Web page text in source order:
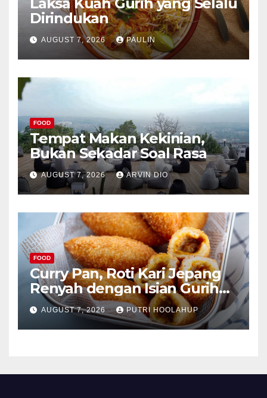
Dirindukan
AUGUST 7, 2026 PAULIN
FOOD
Tempat Makan Kekinian,
Bukan Sekadar Soal Rasa
AUGUST 7, 2026 ARVIN DIO
FOOD
Curry Pan, Roti Kari Jepang
Renyah dengan Isian Gurih
Menggoda
AUGUST 7, 2026 PUTRI HOOLAHUP